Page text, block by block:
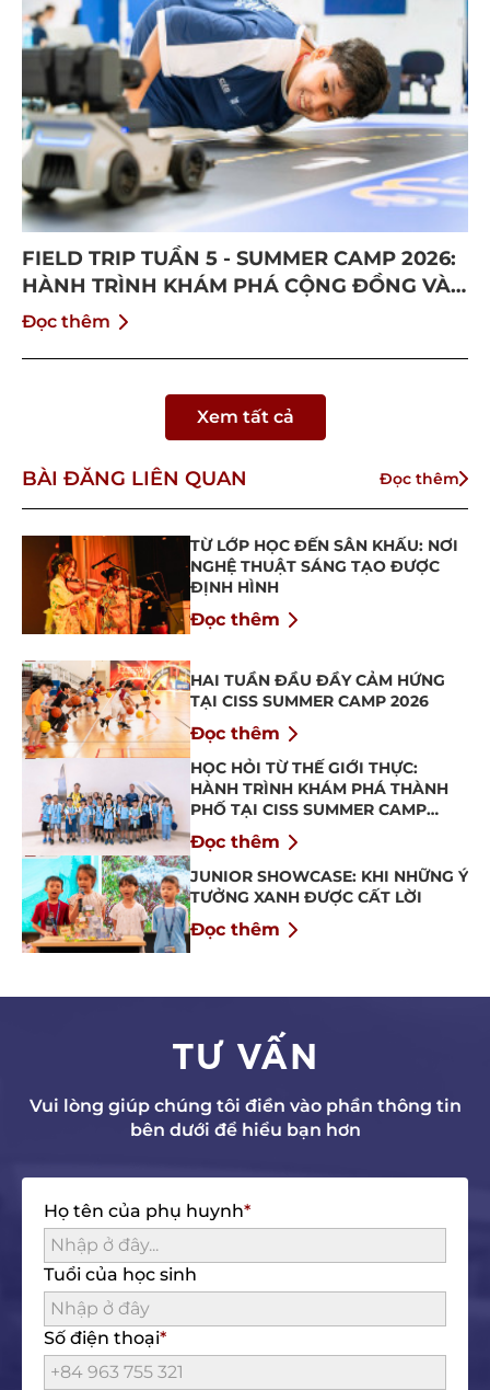
FIELD TRIP TUẦN 5 - SUMMER CAMP 2026:
HÀNH TRÌNH KHÁM PHÁ CỘNG ĐỒNG VÀ
BỨT PHÁ BẢN THÂN
Đọc thêm
Xem tất cả
BÀI ĐĂNG LIÊN QUAN Đọc thêm
TỪ LỚP HỌC ĐẾN SÂN KHẤU: NƠI
NGHỆ THUẬT SÁNG TẠO ĐƯỢC
ĐỊNH HÌNH
Đọc thêm
HAI TUẦN ĐẦU ĐẦY CẢM HỨNG
TẠI CISS SUMMER CAMP 2026
Đọc thêm
HỌC HỎI TỪ THẾ GIỚI THỰC:
HÀNH TRÌNH KHÁM PHÁ THÀNH
PHỐ TẠI CISS SUMMER CAMP
2026
Đọc thêm
JUNIOR SHOWCASE: KHI NHỮNG Ý
TƯỞNG XANH ĐƯỢC CẤT LỜI
Đọc thêm
TƯ VẤN
Vui lòng giúp chúng tôi điền vào phần thông tin
bên dưới để hiểu bạn hơn
Họ tên của phụ huynh
Tuổi của học sinh
Số điện thoại